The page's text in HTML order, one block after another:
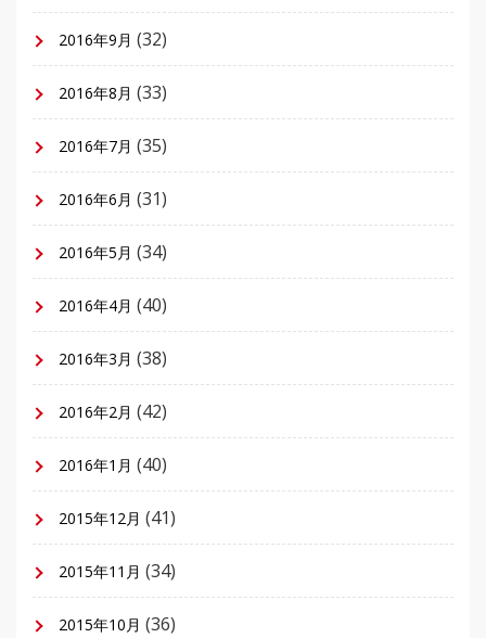
2016年9月 (32)
2016年8月 (33)
2016年7月 (35)
2016年6月 (31)
2016年5月 (34)
2016年4月 (40)
2016年3月 (38)
2016年2月 (42)
2016年1月 (40)
2015年12月 (41)
2015年11月 (34)
2015年10月 (36)